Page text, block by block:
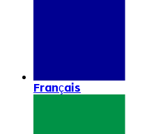
Français